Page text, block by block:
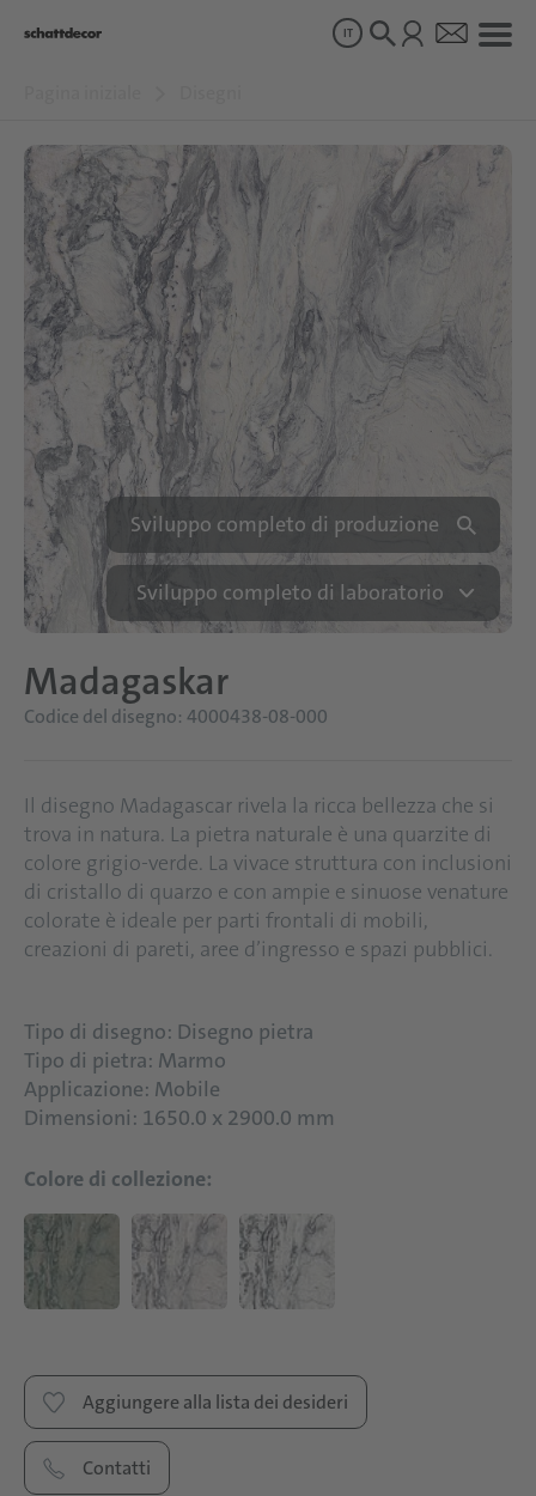
Prodotti
Chi siamo
Sostenibilità
Carriera
IT
Sviluppo completo di produzione
Sviluppo completo di laboratorio
Madagaskar
Codice del disegno: 4000438-08-000
Il disegno Madagascar rivela la ricca bellezza che si
trova in natura. La pietra naturale è una quarzite di
colore grigio-verde. La vivace struttura con inclusioni
di cristallo di quarzo e con ampie e sinuose venature
colorate è ideale per parti frontali di mobili,
creazioni di pareti, aree d’ingresso e spazi pubblici.
Tipo di disegno: Disegno pietra
Tipo di pietra: Marmo
Applicazione: Mobile
Dimensioni: 1650.0 x 2900.0 mm
Colore di collezione:
Aggiungere alla lista dei desideri
Contatti